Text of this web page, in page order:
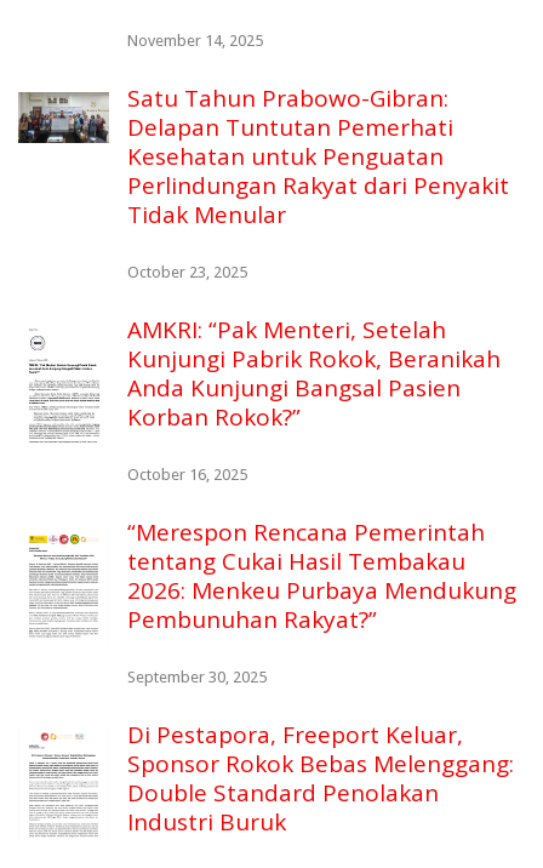
November 14, 2025
Satu Tahun Prabowo-Gibran:
Delapan Tuntutan Pemerhati
Kesehatan untuk Penguatan
Perlindungan Rakyat dari Penyakit
Tidak Menular
October 23, 2025
AMKRI: “Pak Menteri, Setelah
Kunjungi Pabrik Rokok, Beranikah
Anda Kunjungi Bangsal Pasien
Korban Rokok?”
October 16, 2025
“Merespon Rencana Pemerintah
tentang Cukai Hasil Tembakau
2026: Menkeu Purbaya Mendukung
Pembunuhan Rakyat?”
September 30, 2025
Di Pestapora, Freeport Keluar,
Sponsor Rokok Bebas Melenggang:
Double Standard Penolakan
Industri Buruk